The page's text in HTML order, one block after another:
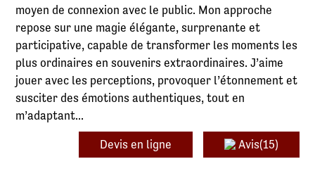
moyen de connexion avec le public. Mon approche
repose sur une magie élégante, surprenante et
participative, capable de transformer les moments les
plus ordinaires en souvenirs extraordinaires. J’aime
jouer avec les perceptions, provoquer l’étonnement et
susciter des émotions authentiques, tout en
m’adaptant...
Devis en ligne Avis(15)